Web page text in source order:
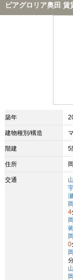
ピアグロリア奥田 賃
築年
建物種別/構造
階建 5
住所
交通
4
0